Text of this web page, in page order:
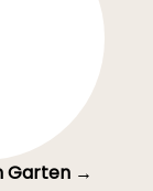
Garten →